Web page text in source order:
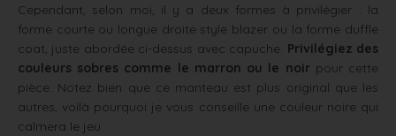
Cependant, selon moi, il y a deux formes à privilégier : la
forme courte ou longue droite style blazer ou la forme duffle
coat, juste abordée ci-dessus avec capuche. Privilégiez des
couleurs sobres comme le marron ou le noirpour cette
pièce. Notez bien que ce manteau est plus original que les
autres, voilà pourquoi je vous conseille une couleur noire qui
calmera le jeu.